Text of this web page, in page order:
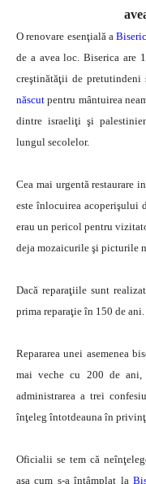
O renovare esenţială a
de a avea loc. Biserica are
creştinătăţii de pretutindeni
născutpentru mântuirea
dintre israeliţi şi
lungul secolelor.
Cea mai urgentă restaurare
este înlocuirea acoperişului
erau un pericol pentru
deja mozaicurile şi picturile
Dacă reparaţiile sunt
prima reparaţie în 150 de ani.
Repararea unei asemenea
mai veche cu 200 de
administrarea a trei
înţeleg întotdeauna în
Oficialii se tem că
aşa cum s-a întâmplat la